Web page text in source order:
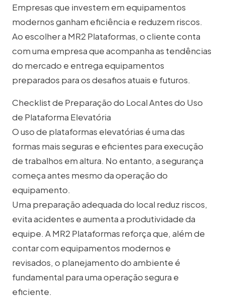
Empresas que investem em equipamentos
modernos ganham eficiência e reduzem riscos.
Ao escolher a MR2 Plataformas, o cliente conta
com uma empresa que acompanha as tendências
do mercado e entrega equipamentos
preparados para os desafios atuais e futuros.
Checklist de Preparação do Local Antes do Uso
de Plataforma Elevatória
O uso de plataformas elevatórias é uma das
formas mais seguras e eficientes para execução
de trabalhos em altura. No entanto, a segurança
começa antes mesmo da operação do
equipamento.
Uma preparação adequada do local reduz riscos,
evita acidentes e aumenta a produtividade da
equipe. A MR2 Plataformas reforça que, além de
contar com equipamentos modernos e
revisados, o planejamento do ambiente é
fundamental para uma operação segura e
eficiente.